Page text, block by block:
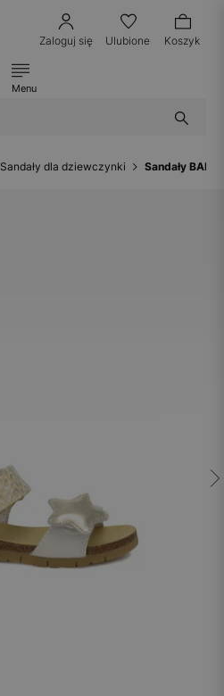
Zaloguj się Ulubione Koszyk
Menu
Sandały dla dziewczynki Sandały